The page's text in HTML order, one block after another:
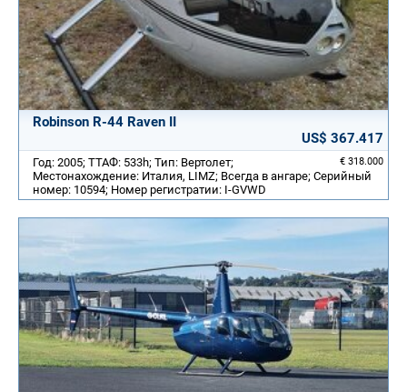
Robinson R-44 Raven II
US$ 367.417
€ 318.000
Год: 2005; ТТАФ: 533h; Тип: Вертолет;
Местонахождение: Италия, LIMZ; Всегда в ангаре; Серийный
номер: 10594; Номер регистратии: I-GVWD